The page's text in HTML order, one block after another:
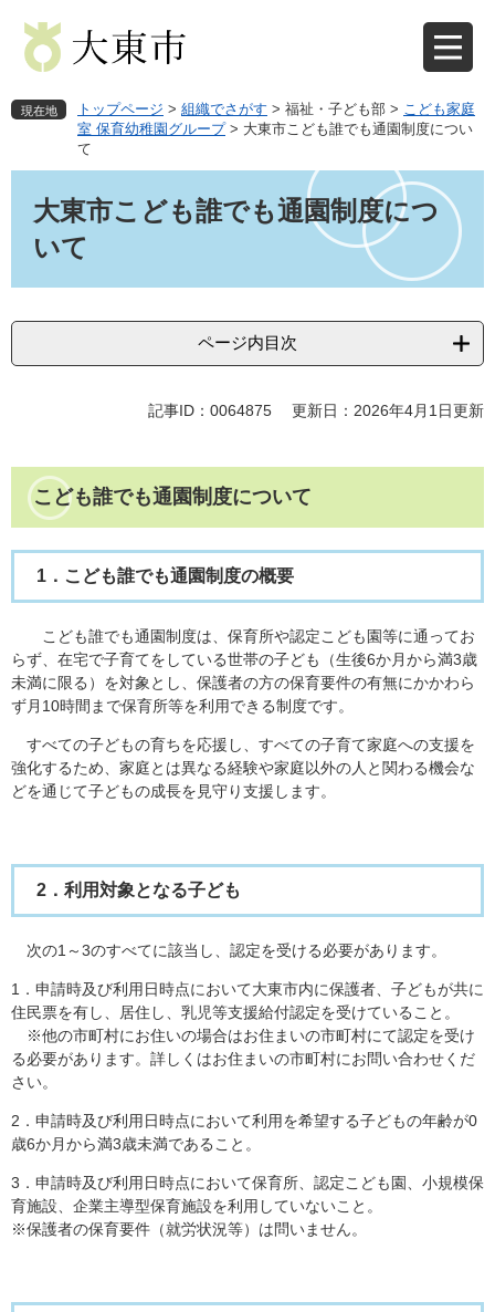
先
す
を
し
現在地 トップページ > 組織でさがす > 福祉・子ども部 > こども家庭
室 保育幼稚園グループ > 大東市こども誰でも通園制度につい
て
大東市こども誰でも通園制度につ
いて
ページ内目次
記事ID：0064875 更新日：2026年4月1日更新
こども誰でも通園制度について
1．こども誰でも通園制度の概要
こども誰でも通園制度は、保育所や認定こども園等に通ってお
らず、在宅で子育てをしている世帯の子ども（生後6か月から満3歳
未満に限る）を対象とし、保護者の方の保育要件の有無にかかわら
ず月10時間まで保育所等を利用できる制度です。
すべての子どもの育ちを応援し、すべての子育て家庭への支援を
強化するため、家庭とは異なる経験や家庭以外の人と関わる機会な
どを通じて子どもの成長を見守り支援します。
2．利用対象となる子ども
次の1～3のすべてに該当し、認定を受ける必要があります。
1．申請時及び利用日時点において大東市内に保護者、子どもが共に
住民票を有し、居住し、乳児等支援給付認定を受けていること。
※他の市町村にお住いの場合はお住まいの市町村にて認定を受け
る必要があります。詳しくはお住まいの市町村にお問い合わせくだ
さい。
2．申請時及び利用日時点において利用を希望する子どもの年齢が0
歳6か月から満3歳未満であること。
3．申請時及び利用日時点において保育所、認定こども園、小規模保
育施設、企業主導型保育施設を利用していないこと。
※保護者の保育要件（就労状況等）は問いません。